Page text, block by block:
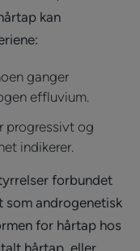
kan
ganger
effluvium.
progressivt og
indikerer.
forbundet
som androgenetisk
for hårtap hos
hårtap, eller